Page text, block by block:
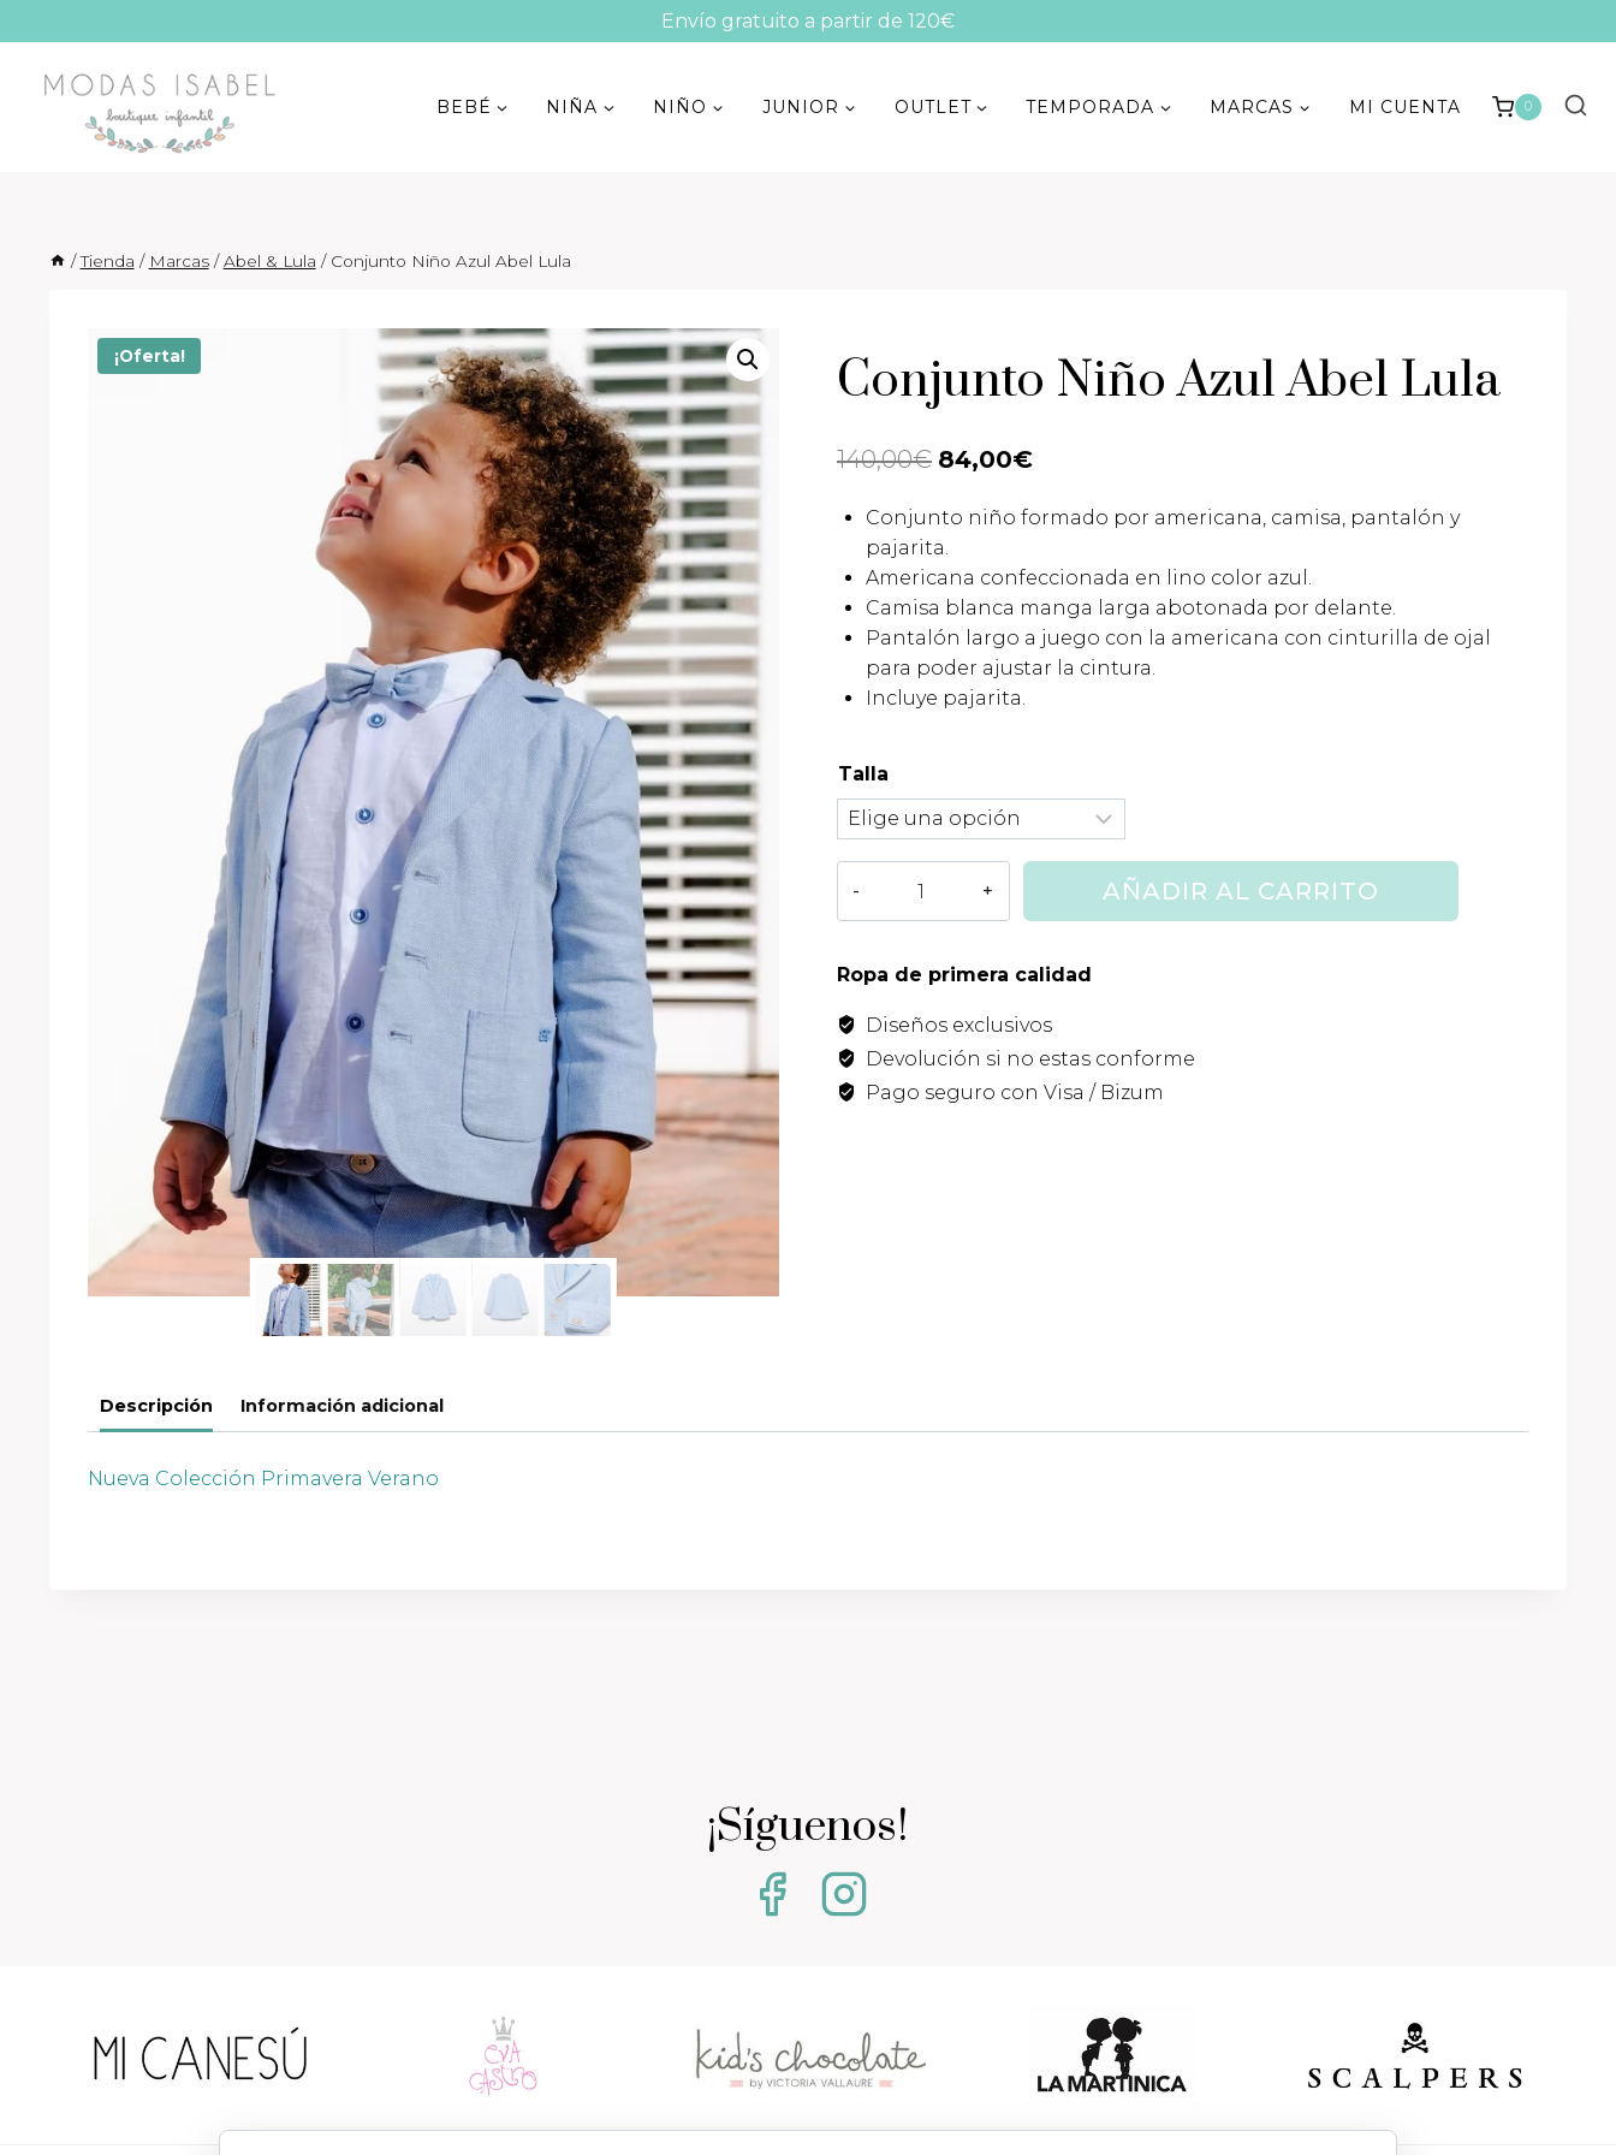
al
contenido
Envío gratuito a partir de 120€
BEBÉ NIÑA NIÑO JUNIOR OUTLET TEMPORADA MARCAS MI CUENTA 0
/ Tienda / Marcas / Abel & Lula / Conjunto Niño Azul Abel Lula
¡Oferta! Conjunto Niño Azul Abel Lula
140,00€ El
original
era:
140,00€.
84,00€El
es:
84,00€.
Conjunto niño formado por americana, camisa, pantalón y
pajarita.
Americana confeccionada en lino color azul.
Camisa blanca manga larga abotonada por delante.
Pantalón largo a juego con la americana con cinturilla de ojal
para poder ajustar la cintura.
Incluye pajarita.
Talla
Abel
cantidad
AÑADIR AL CARRITO
Ropa de primera calidad
Diseños exclusivos
Devolución si no estas conforme
Pago seguro con Visa / Bizum
Descripción Información adicional
Nueva Colección Primavera Verano
¡Síguenos!